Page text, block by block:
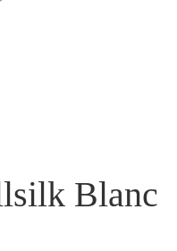
Blanc